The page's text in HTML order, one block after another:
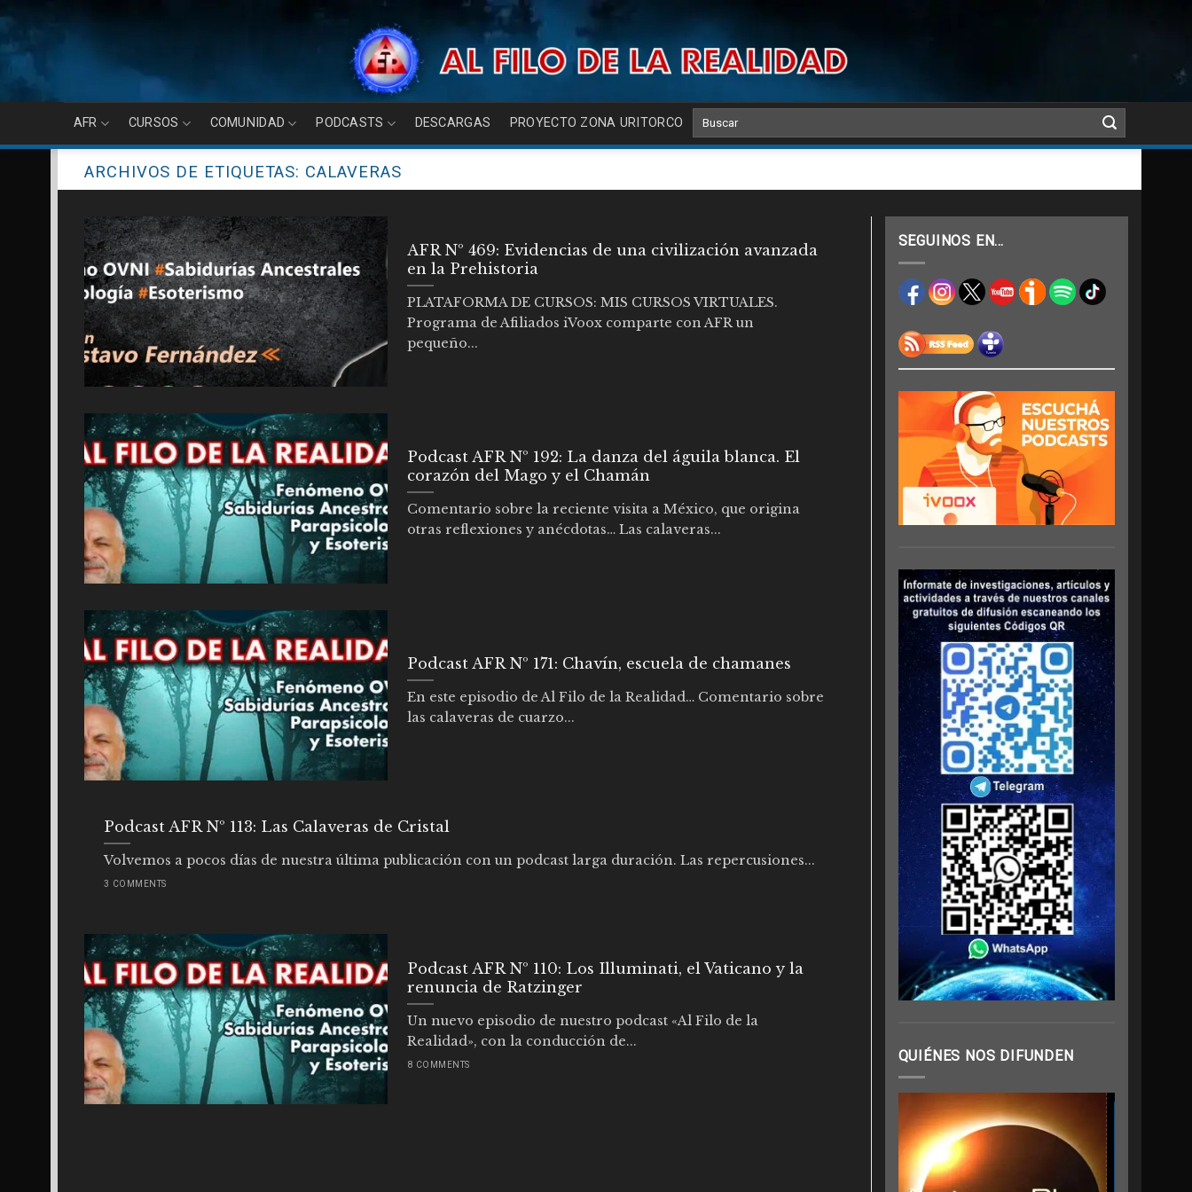
content
AFR CURSOS COMUNIDAD PODCASTS DESCARGAS PROYECTO ZONA URITORCO
ARCHIVOS DE ETIQUETAS: CALAVERAS
AFR Nº 469: Evidencias de una civilización avanzada
en la Prehistoria
PLATAFORMA DE CURSOS: MIS CURSOS VIRTUALES.
Programa de Afiliados iVoox comparte con AFR un
pequeño...
Podcast AFR Nº 192: La danza del águila blanca. El
corazón del Mago y el Chamán
Comentario sobre la reciente visita a México, que origina
otras reflexiones y anécdotas… Las calaveras...
Podcast AFR Nº 171: Chavín, escuela de chamanes
En este episodio de Al Filo de la Realidad… Comentario sobre
las calaveras de cuarzo...
Podcast AFR Nº 113: Las Calaveras de Cristal
Volvemos a pocos días de nuestra última publicación con un podcast larga duración. Las repercusiones...
3 COMMENTS
Podcast AFR Nº 110: Los Illuminati, el Vaticano y la
renuncia de Ratzinger
Un nuevo episodio de nuestro podcast «Al Filo de la
Realidad», con la conducción de...
8 COMMENTS
SEGUINOS EN…
QUIÉNES NOS DIFUNDEN